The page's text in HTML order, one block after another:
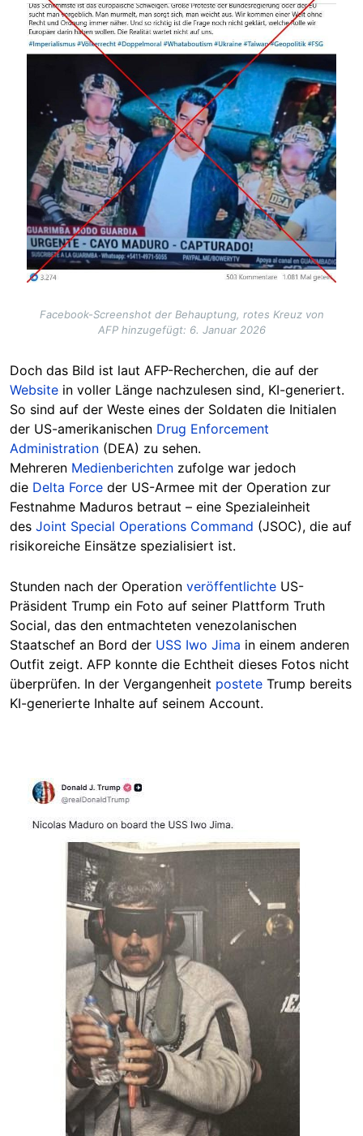
Facebook-Screenshot der Behauptung, rotes Kreuz von
AFP hinzugefügt: 6. Januar 2026
Doch das Bild ist laut AFP-Recherchen, die auf der
Website in voller Länge nachzulesen sind, KI-generiert.
So sind auf der Weste eines der Soldaten die Initialen
der US-amerikanischen Drug Enforcement
Administration (DEA) zu sehen.
Mehreren Medienberichten zufolge war jedoch
die Delta Force der US-Armee mit der Operation zur
Festnahme Maduros betraut – eine Spezialeinheit
des Joint Special Operations Command (JSOC), die auf
risikoreiche Einsätze spezialisiert ist.
Stunden nach der Operation veröffentlichte US-
Präsident Trump ein Foto auf seiner Plattform Truth
Social, das den entmachteten venezolanischen
Staatschef an Bord der USS Iwo Jima in einem anderen
Outfit zeigt. AFP konnte die Echtheit dieses Fotos nicht
überprüfen. In der Vergangenheit postete Trump bereits
KI-generierte Inhalte auf seinem Account.
Image